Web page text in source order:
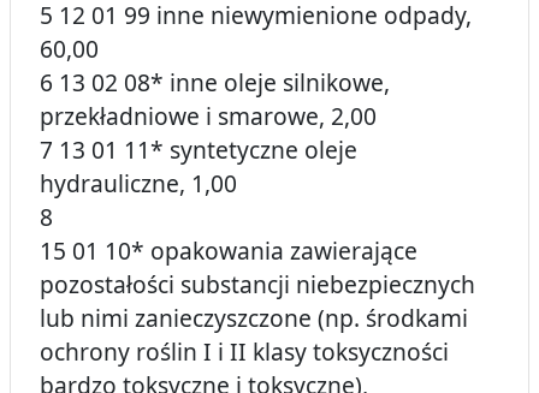
5 12 01 99 inne niewymienione odpady,
60,00
6 13 02 08* inne oleje silnikowe,
przekładniowe i smarowe, 2,00
7 13 01 11* syntetyczne oleje
hydrauliczne, 1,00
8
15 01 10* opakowania zawierające
pozostałości substancji niebezpiecznych
lub nimi zanieczyszczone (np. środkami
ochrony roślin I i II klasy toksyczności
bardzo toksyczne i toksyczne),